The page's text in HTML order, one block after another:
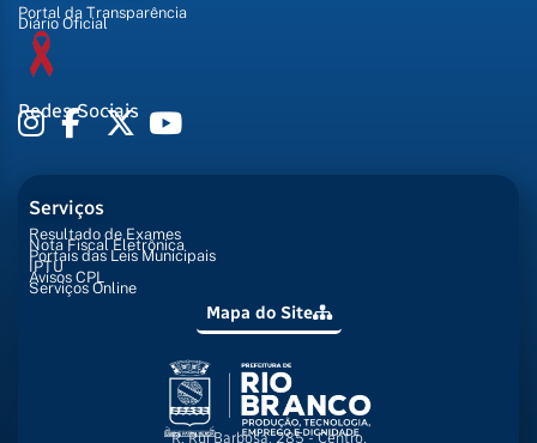
Portal da Transparência
Diário Oficial
Redes Sociais
Serviços
Resultado de Exames
Nota Fiscal Eletrônica
Portais das Leis Municipais
IPTU
Avisos CPL
Serviços Online
Mapa do Site
R. Rui Barbosa, 285 - Centro,